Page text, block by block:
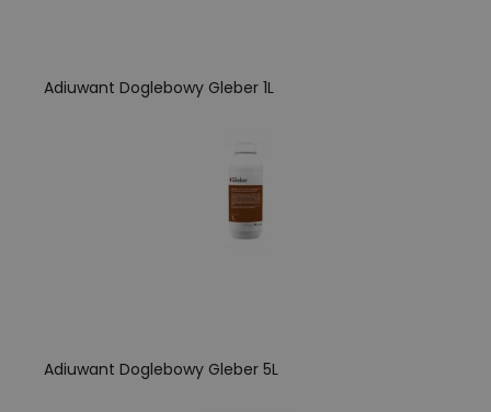
Adiuwant Doglebowy Gleber 1L
Adiuwant Doglebowy Gleber 5L